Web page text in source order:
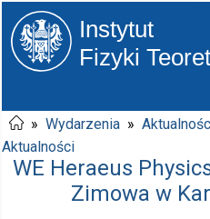
Instytut
Fizyki
» Wydarzenia »
Aktualności
WE Heraeus
Zimowa w